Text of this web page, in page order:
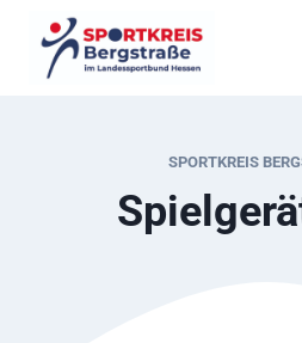
Inhalt
springen
SPORTKREIS